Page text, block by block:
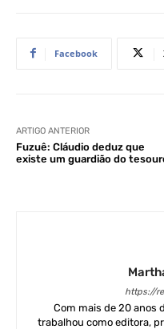
Facebook
ARTIGO ANTERIOR
Fuzuê: Cláudio deduz que
existe um guardião do
https://
Com mais de 20 anos
trabalhou como editora,